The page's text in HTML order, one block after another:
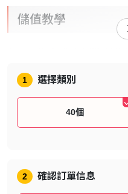
儲值教學
1 選擇類別
40個
2 確認訂單信息